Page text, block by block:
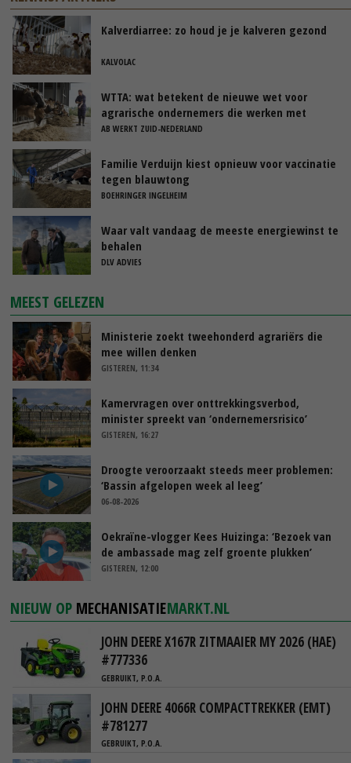
Kalverdiarree: zo houd je je kalveren gezond
KALVOLAC
WTTA: wat betekent de nieuwe wet voor
agrarische ondernemers die werken met
uitzendkrachten?
AB WERKT ZUID-NEDERLAND
Familie Verduijn kiest opnieuw voor vaccinatie
tegen blauwtong
BOEHRINGER INGELHEIM
Waar valt vandaag de meeste energiewinst te
behalen
DLV ADVIES
MEEST GELEZEN
Ministerie zoekt tweehonderd agrariërs die
mee willen denken
GISTEREN, 11:34
Kamervragen over onttrekkingsverbod,
minister spreekt van ‘ondernemersrisico’
GISTEREN, 16:27
Droogte veroorzaakt steeds meer problemen:
‘Bassin afgelopen week al leeg’
06-08-2026
Oekraïne-vlogger Kees Huizinga: ‘Bezoek van
de ambassade mag zelf groente plukken’
GISTEREN, 12:00
NIEUW OP MECHANISATIEMARKT.NL
JOHN DEERE X167R ZITMAAIER MY 2026 (HAE)
#777336
GEBRUIKT, P.O.A.
JOHN DEERE 4066R COMPACTTREKKER (EMT)
#781277
GEBRUIKT, P.O.A.